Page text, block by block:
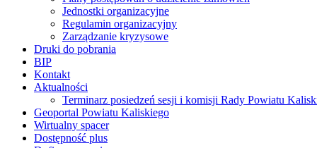
Jednostki organizacyjne
Regulamin organizacyjny
Zarządzanie kryzysowe
Druki do pobrania
BIP
Kontakt
Aktualności
Terminarz posiedzeń sesji i komisji Rady Powiatu
Geoportal Powiatu Kaliskiego
Wirtualny spacer
Dostępność plus